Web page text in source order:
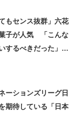
もセンス抜群」六花
子が人気 「こんな
するべきだった」
ーションズリーグ日
期待している「日本